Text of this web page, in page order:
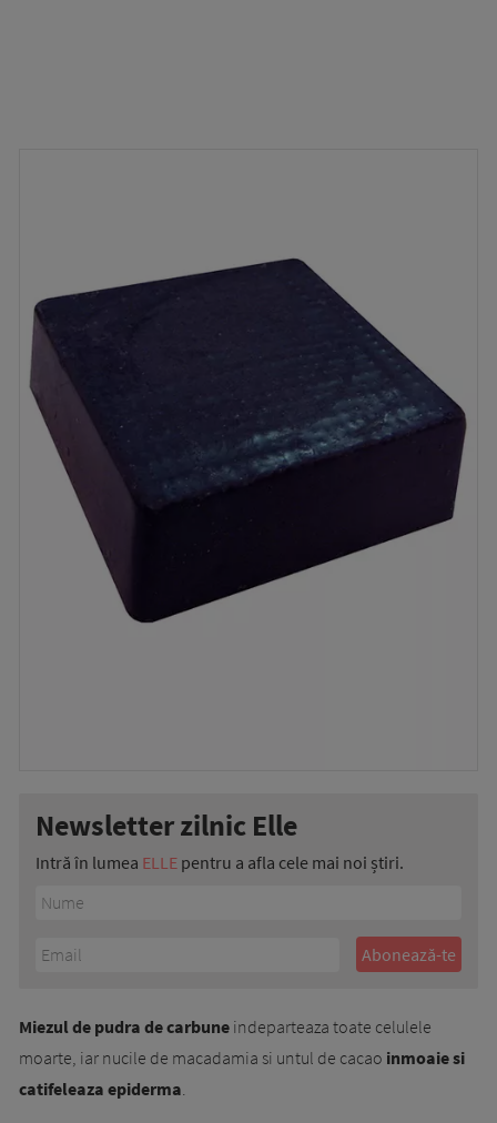
Newsletter zilnic Elle
Intră în lumea ELLE pentru a afla cele mai noi știri.
Miezul de pudra de carbune indeparteaza toate celulele
moarte, iar nucile de macadamia si untul de cacao inmoaie si
catifeleaza epiderma